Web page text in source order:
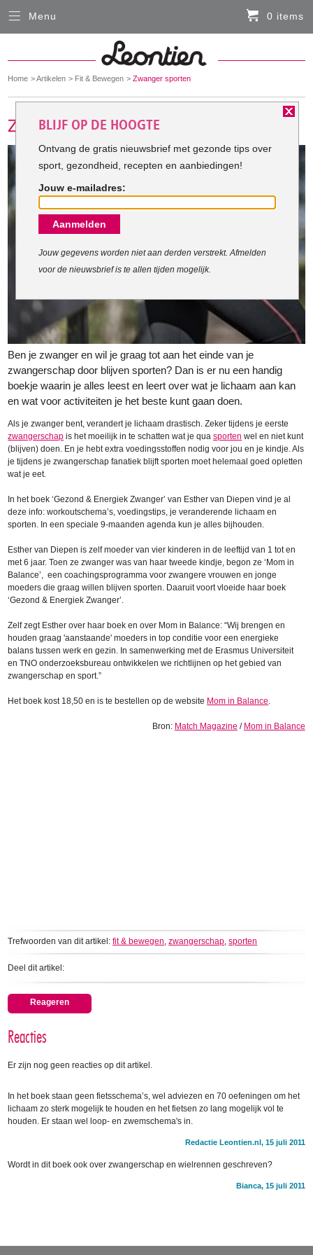
You
here:
Home Artikelen Fit & Bewegen Zwanger sporten
Ben je zwanger en wil je graag tot aan het einde van je
zwangerschap door blijven sporten? Dan is er nu een handig
boekje waarin je alles leest en leert over wat je lichaam aan kan
en wat voor activiteiten je het beste kunt gaan doen.
Als je zwanger bent, verandert je lichaam drastisch. Zeker tijdens je eerste
zwangerschap is het moeilijk in te schatten wat je quasporten wel en niet kunt
(blijven) doen. En je hebt extra voedingsstoffen nodig voor jou en je kindje. Als
je tijdens je zwangerschap fanatiek blijft sporten moet helemaal goed opletten
wat je eet.
In het boek ‘Gezond & Energiek Zwanger’ van Esther van Diepen vind je al
deze info: workoutschema’s, voedingstips, je veranderende lichaam en
sporten. In een speciale 9-maanden agenda kun je alles bijhouden.
Esther van Diepen is zelf moeder van vier kinderen in de leeftijd van 1 tot en
met 6 jaar. Toen ze zwanger was van haar tweede kindje, begon ze ‘Mom in
Balance’, een coachingsprogramma voor zwangere vrouwen en jonge
moeders die graag willen blijven sporten. Daaruit voort vloeide haar boek
‘Gezond & Energiek Zwanger’.
Zelf zegt Esther over haar boek en over Mom in Balance: “Wij brengen en
houden graag 'aanstaande' moeders in top conditie voor een energieke
balans tussen werk en gezin. In samenwerking met de Erasmus Universiteit
en TNO onderzoeksbureau ontwikkelen we richtlijnen op het gebied van
zwangerschap en sport.”
Het boek kost 18,50 en is te bestellen op de website Mom in Balance.
Bron: Match Magazine / Mom in Balance
Trefwoorden van dit artikel:fit & bewegen,zwangerschap,sporten
Deel dit artikel:
Reageren
Reacties
Er zijn nog geen reacties op dit artikel.
In het boek staan geen fietsschema’s, wel adviezen en 70 oefeningen om het
lichaam zo sterk mogelijk te houden en het fietsen zo lang mogelijk vol te
houden. Er staan wel loop- en zwemschema's in.
Redactie Leontien.nl, 15 juli 2011
Wordt in dit boek ook over zwangerschap en wielrennen geschreven?
Bianca, 15 juli 2011
Menu 0 items
Sluiten
HARDLOOPKLEDING
FIETSKLEDING
SERVICE
Inloggen
Contact- en adresgegevens
Levertijd, retourneren, ruilen
BLIJF OP DE HOOGTE
Ontvang de gratis nieuwsbrief met gezonde tips over
sport, gezondheid, recepten en aanbiedingen!
Jouw e-mailadres:
Aanmelden
Jouw gegevens worden niet aan derden verstrekt. Afmelden
voor de nieuwsbrief is te allen tijden mogelijk.